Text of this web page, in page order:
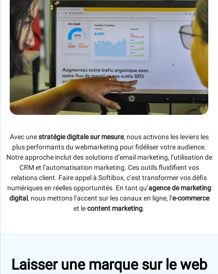
Avec unestratégie digitale sur mesure, nous activons les leviers les
plus performants du webmarketing pour fidéliser votre audience.
Notre approche inclut des solutions d’email marketing, l’utilisation de
CRM et l’automatisation marketing. Ces outils fluidifient vos
relations client. Faire appel à Softibox, c’est transformer vos défis
numériques en réelles opportunités. En tant qu’agence de marketing
digital, nous mettons l’accent sur les canaux en ligne, l’e-commerce
et lecontent marketing.
Laisser une marque sur le web